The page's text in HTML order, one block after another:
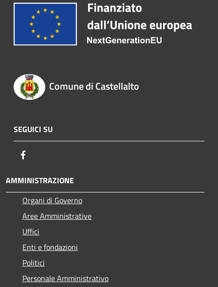
Comune di Castellalto
SEGUICI SU
AMMINISTRAZIONE
Organi di Governo
Aree Amministrative
Uffici
Enti e fondazioni
Politici
Personale Amministrativo